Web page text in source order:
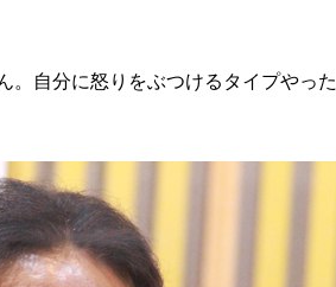
。自分に怒りをぶつけるタイプやった